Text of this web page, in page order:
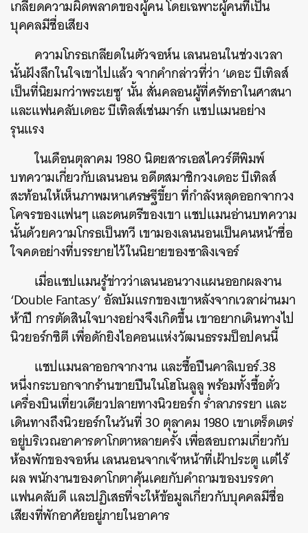
เกลียดความผิดพลาดของผู้คนโดยเฉพาะผู้คนที่เป็น
บุคคลมีชื่อเสียง
ความโกรธเกลียดในตัวจอห์นเลนนอนในช่วงเวลา
นั้นฝังลึกในใจเขาไปแล้วจากคำกล่าวที่ว่า‘เดอะบีเทิลส์
เป็นที่นิยมกว่าพระเยซู’นั้นสั่นคลอนผู้ที่ศรัทธาในศาสนา
และแฟนคลับเดอะบีเทิลส์เช่นมาร์ก แชปแมนอย่าง
รุนแรง
ในเดือนตุลาคม1980นิตยสารเอสไควร์ตีพิมพ์
บทความเกี่ยวกับเลนนอนอดีตสมาชิกวงเดอะบีเทิลส์
สะท้อนให้เห็นภาพมหาเศรษฐีขี้ยาที่กำลังหลุดออกจากวง
โคจรของแฟนๆและดนตรีของเขาแชปแมนอ่านบทความ
นั้นด้วยความโกรธเป็นทวี เขามองเลนนอนเป็นคนหน้าซื่อ
ใจคดอย่างที่บรรยายไว้ในนิยายของซาลิงเจอร์
เมื่อแชปแมนรู้ข่าวว่าเลนนอนวางแผนออกผลงาน
‘Double Fantasy’อัลบัมแรกของเขาหลังจากเวลาผ่านมา
ห้าปี การตัดสินใจบางอย่างจึงเกิดขึ้นเขาอยากเดินทางไป
นิวยอร์กซิตีเพื่อดักยิงไอคอนแห่งวัฒนธรรมป็อปคนนี้
แชปแมนลาออกจากงานและซื้อปืนคาลิเบอร์.38
หนึ่งกระบอกจากร้านขายปืนในโฮโนลูลูพร้อมทั้งซื้อตั๋ว
เครื่องบินเที่ยวเดียวปลายทางนิวยอร์กร่ำลาภรรยา และ
เดินทางถึงนิวยอร์กในวันที่30ตุลาคม1980เขาเตร็ดเตร่
อยู่บริเวณอาคารดาโกตาหลายครั้งเพื่อสอบถามเกี่ยวกับ
ห้องพักของจอห์นเลนนอนจากเจ้าหน้าที่เฝ้าประตูแต่ไร้
ผลพนักงานของดาโกตาคุ้นเคยกับคำถามของบรรดา
แฟนคลับดีและปฏิเสธที่จะให้ข้อมูลเกี่ยวกับบุคคลมีชื่อ
เสียงที่พักอาศัยอยู่ภายในอาคาร